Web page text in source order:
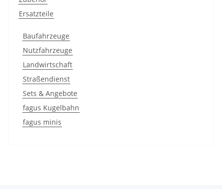
Ersatzteile
Baufahrzeuge
Nutzfahrzeuge
Landwirtschaft
Straßendienst
Sets & Angebote
fagus Kugelbahn
fagus minis